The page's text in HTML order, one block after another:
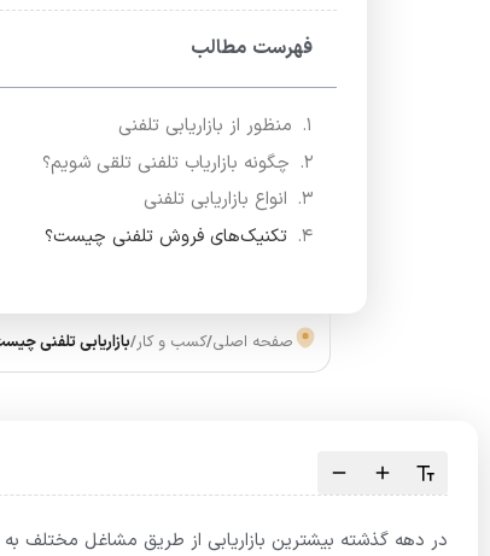
فهرست مطالب
منظور از بازاریابی تلفنی
چگونه بازاریاب تلفنی تلقی شویم؟
انواع بازاریابی تلفنی
تکنیک‌های فروش تلفنی چیست؟
صفحه اصلی/کسب و کار/بازاریابی تلفنی
در دهه گذشته بیشترین بازاریابی از طریق مشاغل مختلف